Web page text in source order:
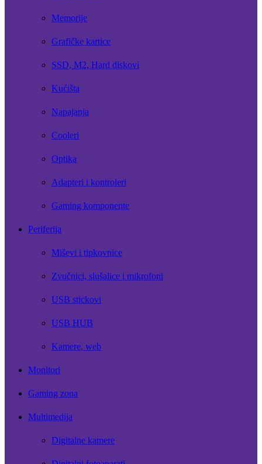
Memorije
Grafičke kartice
SSD, M2, Hard diskovi
Kućišta
Napajanja
Cooleri
Optika
Adapteri i kontroleri
Gaming komponente
Periferija
Miševi i tipkovnice
Zvučnici, slušalice i mikrofoni
USB stickovi
USB HUB
Kamere, web
Monitori
Gaming zona
Multimedija
Digitalne kamere